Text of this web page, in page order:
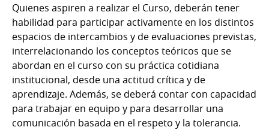
Quienes aspiren a realizar el Curso, deberán tener
habilidad para participar activamente en los distintos
espacios de intercambios y de evaluaciones previstas,
interrelacionando los conceptos teóricos que se
abordan en el curso con su práctica cotidiana
institucional, desde una actitud crítica y de
aprendizaje. Además, se deberá contar con capacidad
para trabajar en equipo y para desarrollar una
comunicación basada en el respeto y la tolerancia.